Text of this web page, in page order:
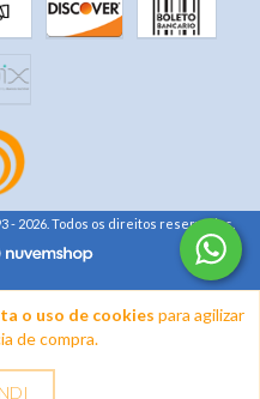
o uso de cookies para agilizar
de compra.
- 2026. Todos os direitos reservados.